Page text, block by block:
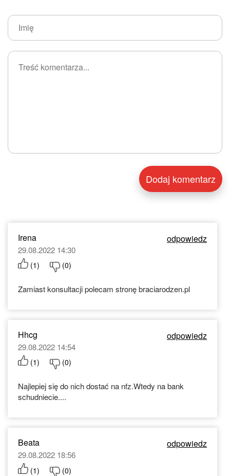
Irena odpowiedz
29.08.2022 14:30
(1) (0)
Zamiast konsultacji polecam stronę braciarodzen.pl
Hhcg odpowiedz
29.08.2022 14:54
(1) (0)
Najlepiej się do nich dostać na nfz.Wtedy na bank
schudniecie....
Beata odpowiedz
29.08.2022 18:56
(1) (0)